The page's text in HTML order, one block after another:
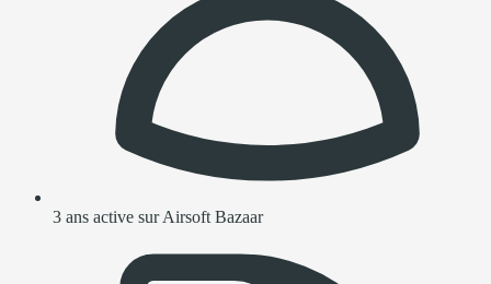
3 ans active sur Airsoft Bazaar